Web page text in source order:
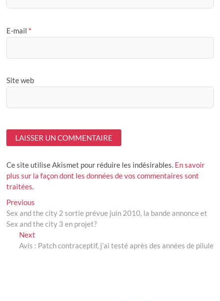
E-mail *
Site web
Ce site utilise Akismet pour réduire les indésirables. En savoir
plus sur la façon dont les données de vos commentaires sont
traitées.
Navigation
de
l’article
Previous
post:
Sex and the city 2 sortie prévue juin 2010, la bande annonce et
Sex and the city 3 en projet?
NextNext
post:
Avis : Patch contraceptif, j’ai testé après des années de pilule